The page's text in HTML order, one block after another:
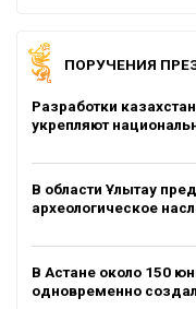
ПОРУЧЕНИЯ
Разработки
укрепляют
В области Ұлытау
археологическое
В Астане около 150
одновременно